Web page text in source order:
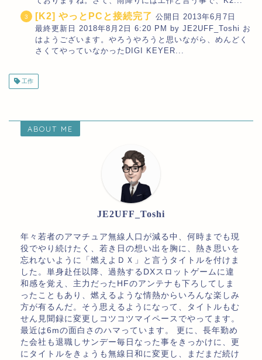
[K2] やっとPCと接続完了 公開日 2013年6月7日
最終更新日 2018年8月2日 6:20 PM by JE2UFF_Toshi お
はようございます。やろうやろうと思いながら、めんどく
さくてやっていなかったDIGI KEYER...
工作
ABOUT ME
JE2UFF_Toshi
年々若者のアマチュア無線人口が減る中、何時までも現
役でやり続けたく、若き日の想い出を胸に、熱き思いを
忘れないように「燃えよＤＸ」と言うタイトルを付けま
した。単身赴任以降、過熱するDXスロットゲームに違
和感を覚え、主力だったHFのアンテナも下ろしてしま
ったこともあり、燃えるような情熱からいろんな楽しみ
方が有るんだ。そう思えるようになって、タイトルもむ
せん見聞録に変更しコツコツマイペースでやってます。
最近は6mの面白さのハマっています。 更に、長年勤め
た会社も退職しサンデー毎日なった事をきっかけに、更
にタイトルをきょうも無線日和に変更し、まだまだ続け